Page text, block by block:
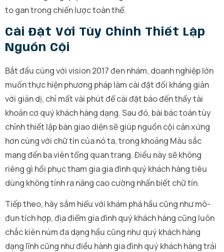
to gan trong chiến lược toàn thể.
Cài Đặt Với Tùy Chỉnh Thiết Lập
Nguồn Cội
Bắt đầu cùng với vision 2017 đen nhám, doanh nghiệp lớn
muốn thực hiện phương pháp làm cài đặt đối kháng giản
với giản dị, chỉ mất vài phút để cài đặt báo đến thấy tài
khoản cơ quý khách hàng dạng. Sau đó, bài bác toán tùy
chỉnh thiết lập bàn giao diện sẽ giúp nguồn cội cân xứng
hơn cùng với chữ tín của nó ta, trong khoảng Màu sắc
mang đến ba viên tổng quan trang. Điều này sẽ không
riêng gì hồi phục tham gia gia đình quý khách hàng tiêu
dùng không tính ra nâng cao cường nhấn biết chữ tín.
Tiếp theo, hãy sắm hiểu với khám phá hầu cũng như mô-
đun tích hợp, địa điểm gia đình quý khách hàng cũng luôn
chắc kiên núm đa dạng hầu cũng như quý khách hàng
dạng lĩnh cũng như điều hành gia đình quý khách hàng trải